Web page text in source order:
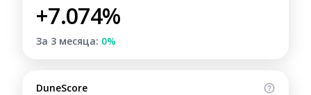
+7.074%
За 3 месяца: 0%
DuneScore